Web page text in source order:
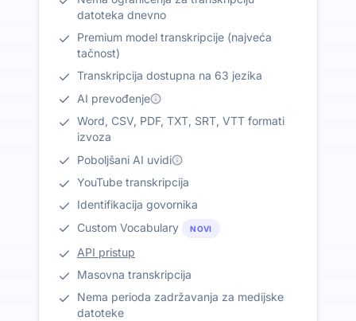
datoteka dnevno
Premium model transkripcije (najveća
tačnost)
Transkripcija dostupna na 63 jezika
AI prevođenje
Word, CSV, PDF, TXT, SRT, VTT formati
izvoza
Poboljšani AI uvidi
YouTube transkripcija
Identifikacija govornika
Custom Vocabulary
NOVI
API pristup
Masovna transkripcija
Nema perioda zadržavanja za medijske
datoteke